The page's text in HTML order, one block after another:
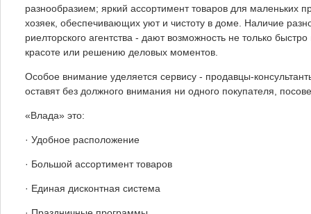
разнообразием; яркий ассортимент товаров для маленьких
хозяек, обеспечивающих уют и чистоту в доме. Наличие
риелторского агентства - дают возможность не только
красоте или решению деловых моментов.
Особое внимание уделяется сервису - продавцы-
оставят без должного внимания ни одного покупателя,
«Влада» это:
· Удобное расположение
· Большой ассортимент товаров
· Единая дисконтная система